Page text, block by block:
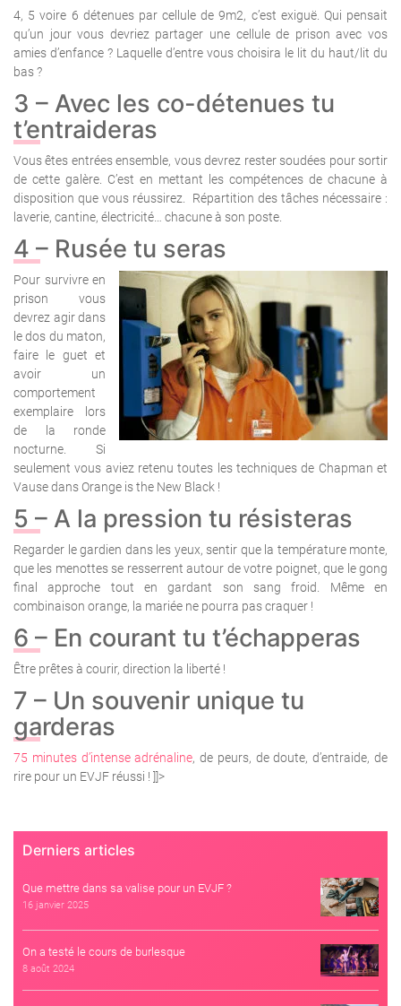
Derniers articles
Que mettre dans sa valise pour un EVJF ?
16 janvier 2025
On a testé le cours de burlesque
8 août 2024
4, 5 voire 6 détenues par cellule de 9m2, c’est exiguë. Qui pensait
qu’un jour vous devriez partager une cellule de prison avec vos
amies d’enfance ? Laquelle d’entre vous choisira le lit du haut/lit du
bas ?
3 – Avec les co-détenues tu
t’entraideras
Vous êtes entrées ensemble, vous devrez rester soudées pour sortir
de cette galère. C’est en mettant les compétences de chacune à
disposition que vous réussirez.
Répartition des tâches nécessaire :
laverie, cantine, électricité… chacune à son poste.
4 – Rusée tu seras
Pour survivre en
prison vous
devrez agir dans
le dos du maton,
faire le guet et
avoir un
comportement
exemplaire lors
de la ronde
nocturne. Si
seulement vous aviez retenu toutes les techniques de Chapman et
Vause dans Orange is the New Black !
5 – A la pression tu résisteras
Regarder le gardien dans les yeux, sentir que la température monte,
que les menottes se resserrent autour de votre poignet, que le gong
final approche tout en gardant son sang froid. Même en
combinaison orange, la mariée ne pourra pas craquer !
6 – En courant tu t’échapperas
Être prêtes à courir, direction la liberté !
7 – Un souvenir unique tu
garderas
75 minutes d’intense adrénaline, de peurs, de doute, d’entraide, de
rire pour un EVJF réussi ! ]]>